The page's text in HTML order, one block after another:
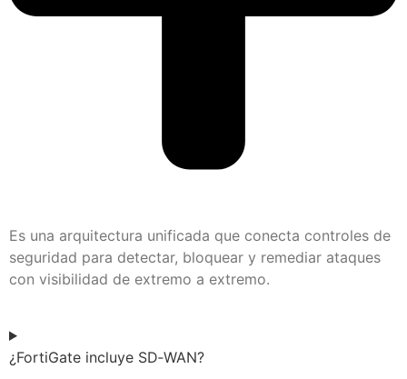
Es una arquitectura unificada que conecta controles de
seguridad para detectar, bloquear y remediar ataques
con visibilidad de extremo a extremo.
¿FortiGate incluye SD‑WAN?